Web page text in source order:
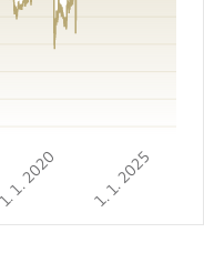
1. 1. 2020 1. 1. 2025